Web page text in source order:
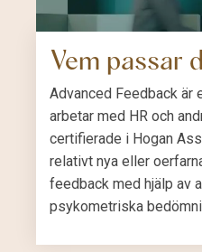
Vem passar
Advanced Feedback är
arbetar med HR och
certifierade i Hogan
relativt nya eller
feedback med hjälp av
psykometriska